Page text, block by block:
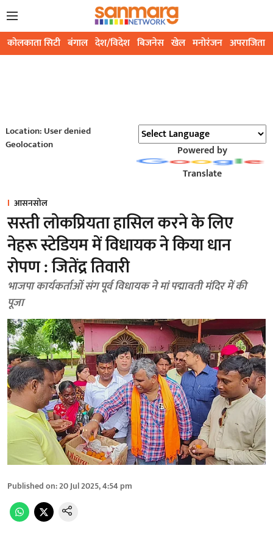
कोलकाता सिटी बंगाल देश/विदेश बिजनेस खेल मनोरंजन अपराजिता
Location: User denied
Geolocation
Powered by
Translate
आसनसोल
सस्ती लोकप्रियता हासिल करने के लिए
नेहरू स्टेडियम में विधायक ने किया धान
रोपण : जितेंद्र तिवारी
भाजपा कार्यकर्ताओं संग पूर्व विधायक ने मां पद्मावती मंदिर में की
पूजा
Published on:20 Jul 2025, 4:54 pm